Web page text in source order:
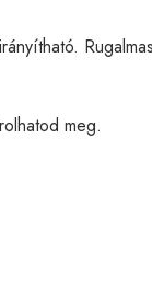
meg.